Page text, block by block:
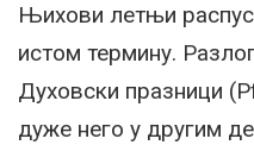
Њихови летњи
истом термину.
Духовски празници
дуже него у другим